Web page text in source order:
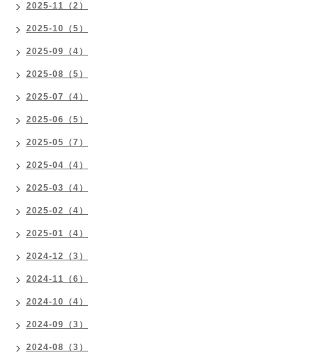
2025-11（2）
2025-10（5）
2025-09（4）
2025-08（5）
2025-07（4）
2025-06（5）
2025-05（7）
2025-04（4）
2025-03（4）
2025-02（4）
2025-01（4）
2024-12（3）
2024-11（6）
2024-10（4）
2024-09（3）
2024-08（3）